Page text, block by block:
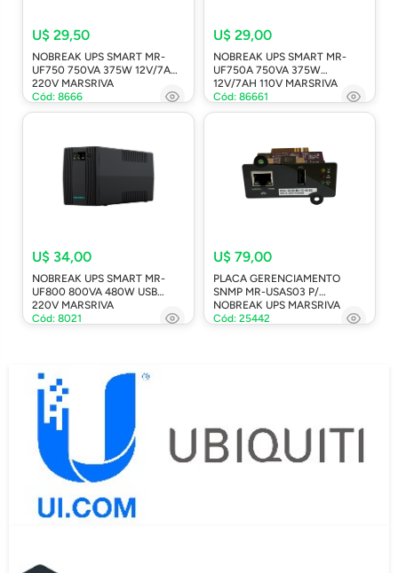
U$ 29,50
NOBREAK UPS SMART MR-
UF750 750VA 375W 12V/7AH
220V MARSRIVA
Cód: 8666
U$ 29,00
NOBREAK UPS SMART MR-
UF750A 750VA 375W
12V/7AH 110V MARSRIVA
Cód: 86661
U$ 34,00
NOBREAK UPS SMART MR-
UF800 800VA 480W USB
220V MARSRIVA
Cód: 8021
U$ 79,00
PLACA GERENCIAMENTO
SNMP MR-USAS03 P/
NOBREAK UPS MARSRIVA
Cód: 25442